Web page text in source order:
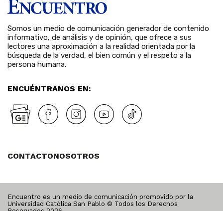
Somos un medio de comunicación generador de contenido
informativo, de análisis y de opinión, que ofrece a sus
lectores una aproximación a la realidad orientada por la
búsqueda de la verdad, el bien común y el respeto a la
persona humana.
ENCUÉNTRANOS EN:
CONTACTONOSOTROS
Encuentro es un medio de comunicación promovido por la
Universidad Católica San Pablo © Todos los Derechos